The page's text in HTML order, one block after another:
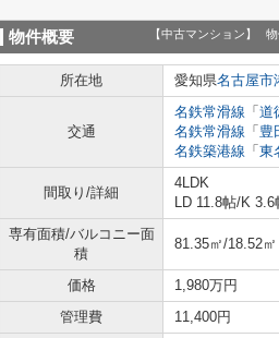
物件概要 【中古マンション】
所在地 愛知県名古屋市
交通
名鉄常滑線 「 道
名鉄常滑線 「 豊
名鉄築港線 「 東
間取り/詳細
4LDK
LD 11.8帖/K 3.6
専有面積/バルコニー面
積
81.35㎡/18.52㎡
価格
1,980万円
管理費
11,400円